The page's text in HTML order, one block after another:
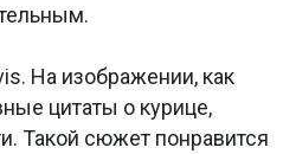
На изображении, как
цитаты о курице,
Такой сюжет понравится